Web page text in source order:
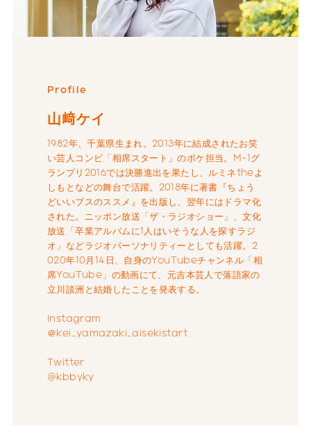
Profile
山﨑ケイ
1982年、千葉県生まれ。2013年に結成されたお笑
い芸人コンビ「相席スタート」のボケ担当。M-1グ
ランプリ2016では決勝進出を果たし、ルミネtheよ
しもとなどの舞台で活躍。2018年に著書『ちょう
どいいブスのススメ』を出版し、翌年にはドラマ化
された。ニッポン放送「ザ・ラジオショー」、文化
放送「卒業アルバムに1人はいそうな人を探すラジ
オ」などラジオパーソナリティーとしても活躍。2
020年10月14日、自身のYouTubeチャンネル「相
席YouTube」の動画にて、元吉本芸人で落語家の
立川談洲と結婚したことを発表する。
Instagram
＠kei_yamazaki_aisekistart
Twitter
@kbbyky